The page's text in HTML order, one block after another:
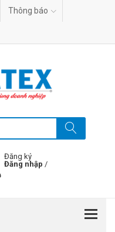
Thông báo
Đăng ký
Đăng nhập /